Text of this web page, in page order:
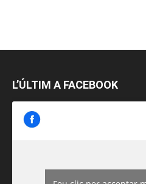
L’ÚLTIM A FACEBOOK